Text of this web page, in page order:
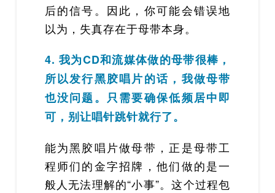
后的信号。因此，你可能会错误地
以为，失真存在于母带本身。
4. 我为CD和流媒体做的母带很棒，
所以发行黑胶唱片的话，我做母带
也没问题。只需要确保低频居中即
可，别让唱针跳针就行了。
能为黑胶唱片做母带，正是母带工
程师们的金字招牌，他们做的是一
般人无法理解的“小事”。这个过程包